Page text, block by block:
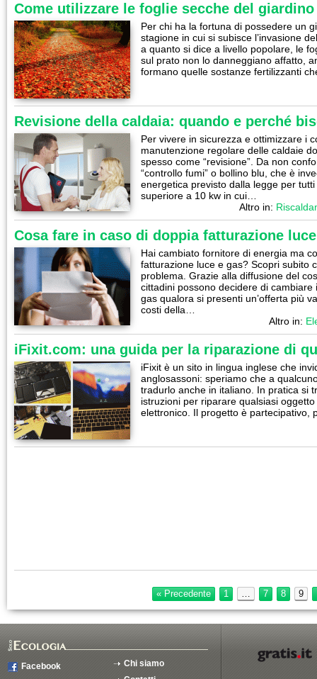
Come utilizzare le foglie secche del giardino
Per chi ha la fortuna di possedere un
stagione in cui si subisce l’invasione
a quanto si dice a livello popolare, le
sul prato non lo danneggiano affatto,
formano quelle sostanze fertilizzanti
Revisione della caldaia: quando e perché
Per vivere in sicurezza e ottimizzare i
manutenzione regolare delle caldaie
spesso come “revisione”. Da non
“controllo fumi” o bollino blu, che è
energetica previsto dalla legge per
superiore a 10 kw in cui…
Altro in:
Cosa fare in caso di doppia fatturazione
Hai cambiato fornitore di energia ma
fatturazione luce e gas? Scopri subito
problema. Grazie alla diffusione del
cittadini possono decidere di
gas qualora si presenti un’offerta più
costi della…
Altro in:
iFixit.com: una guida per la riparazione di
iFixit è un sito in lingua inglese che
anglosassoni: speriamo che a
tradurlo anche in italiano. In pratica si
istruzioni per riparare qualsiasi
elettronico. Il progetto è partecipativo,
« Precedente 1 … 7 8 9
Facebook
Chi siamo